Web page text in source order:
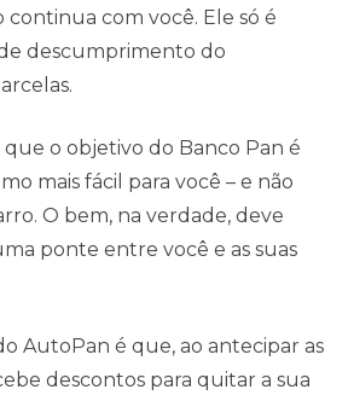
continua com você. Ele só é
descumprimento do
o objetivo do Banco Pan é
mais fácil para você – e não
O bem, na verdade, deve
ponte entre você e as suas
AutoPan é que, ao antecipar as
descontos para quitar a sua